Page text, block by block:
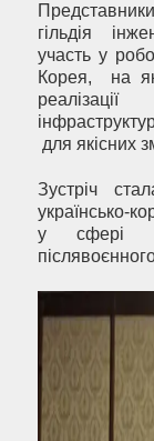
гільдія
участь у
Корея, на
для якісних
Зустріч
українсько-
у сфері